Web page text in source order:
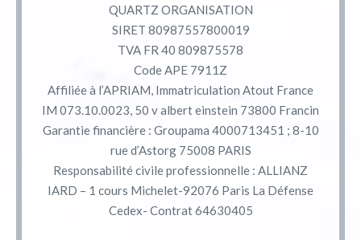
QUARTZ ORGANISATION
SIRET 80987557800019
TVA FR 40 809875578
Code APE 7911Z
Affiliée à l’APRIAM, Immatriculation Atout France
IM 073.10.0023, 50 v albert einstein 73800 Francin
Garantie financière : Groupama 4000713451 ; 8-10
rue d’Astorg 75008 PARIS
Responsabilité civile professionnelle : ALLIANZ
IARD – 1 cours Michelet-92076 Paris La Défense
Cedex- Contrat 64630405